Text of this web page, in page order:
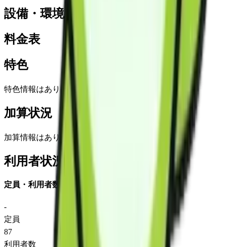
設備・環境
料金表
特色
特色情報はありません
加算状況
加算情報はありません
利用者状況
定員・利用者数
-
定員
87
利用者数